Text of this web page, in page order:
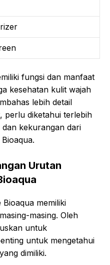
fungsi dan manfaat
kesehatan kulit wajah
lebih detail
perlu diketahui terlebih
kekurangan dari
Urutan
memiliki
masing. Oleh
untuk
untuk mengetahui
dimiliki.